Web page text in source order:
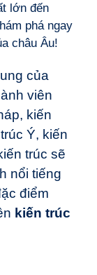
lớn đến
phá ngay
châu Âu!
của
viên
kiến
Ý, kiến
trúc sẽ
nổi tiếng
điểm
kiến trúc